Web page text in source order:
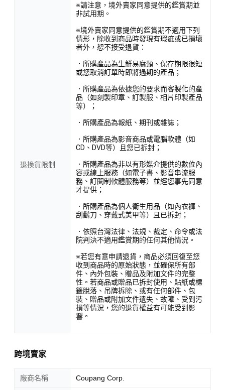
退換貨限制
※請注意，境外賣家同意提供的鑑賞期並
非試用期。
※境外賣家同意提供的鑑賞期不適用下列
情形，除收到商品時發現有瑕疵或已損壞
者外，恕不接受退貨：
．所購產品為生鮮易腐類、保存期限很短
或您取消訂單時即將過期的產品；
．所購產品為依據您的要求而客製化的產
品（如刻製印章、訂製服、相片印製產品
等）；
．所購產品為報紙、期刊或雜誌；
．所購產品為影音商品或電腦軟體（如
CD、DVD等）且您已拆封；
．所購產品為非以有形媒介提供的數位內
容或線上服務（如電子書、影音串流服
務、訂閱制軟體服務等）並經您事先同意
才提供；
．所購產品為個人衛生用品（如內衣褲、
刮鬍刀、穿戴式美甲等）且已拆封；
．依照台灣法律、法規、裁定、命令或法
院判決不適用鑑賞期的任何其他情況。
※若您有意申請退貨，商品必須回復至您
收到商品時的原始狀態，並確保所有部
件、內外包裝、贈品及附加文件的完整
性。若商品或贈品已拆封使用、貼紙或標
籤脫落、吊牌拆除、或有任何部件、包
裝、贈品或附加文件遺失、故障、受到污
損等情況，您的退貨權益有可能受到影
響。
跨境賣家
廠商名稱 Coupang Corp.